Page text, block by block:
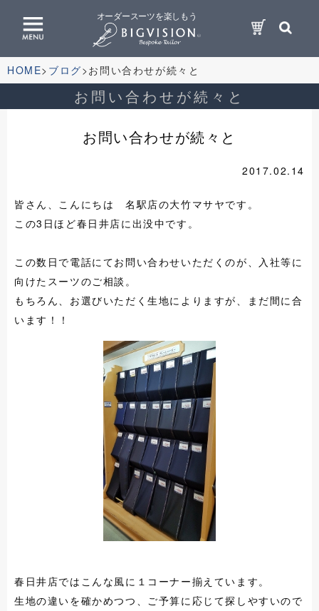
オーダースーツを楽しもう
HOME ブログ お問い合わせが続々と
お問い合わせが続々と
お問い合わせが続々と
2017.02.14
皆さん、こんにちは 名駅店の大竹マサヤです。
この3日ほど春日井店に出没中です。
この数日で電話にてお問い合わせいただくのが、入社等に
向けたスーツのご相談。
もちろん、お選びいただく生地によりますが、まだ間に合
います！！
春日井店ではこんな風に１コーナー揃えています。
生地の違いを確かめつつ、ご予算に応じて探しやすいので